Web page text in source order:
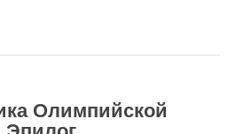
Олимпийской сборной России.
Олимпийской